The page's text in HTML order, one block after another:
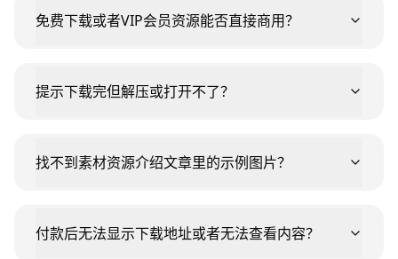
免费下载或者VIP会员资源能否直接商用？
提示下载完但解压或打开不了？
找不到素材资源介绍文章里的示例图片？
付款后无法显示下载地址或者无法查看内容？